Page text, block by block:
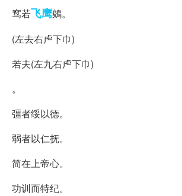
窎若飞鹰鵕。
(左去右虍下巾)
若夫(左九右虍下巾)
。
彊者绥以德。
弱者以仁抚。
简在上帝心。
功训而特纪。